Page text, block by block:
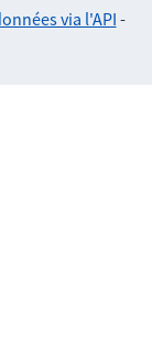
via l'API -